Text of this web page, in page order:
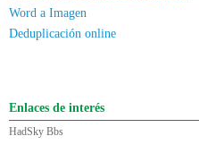
Word a Imagen
Deduplicación online
Enlaces de interés
HadSky Bbs